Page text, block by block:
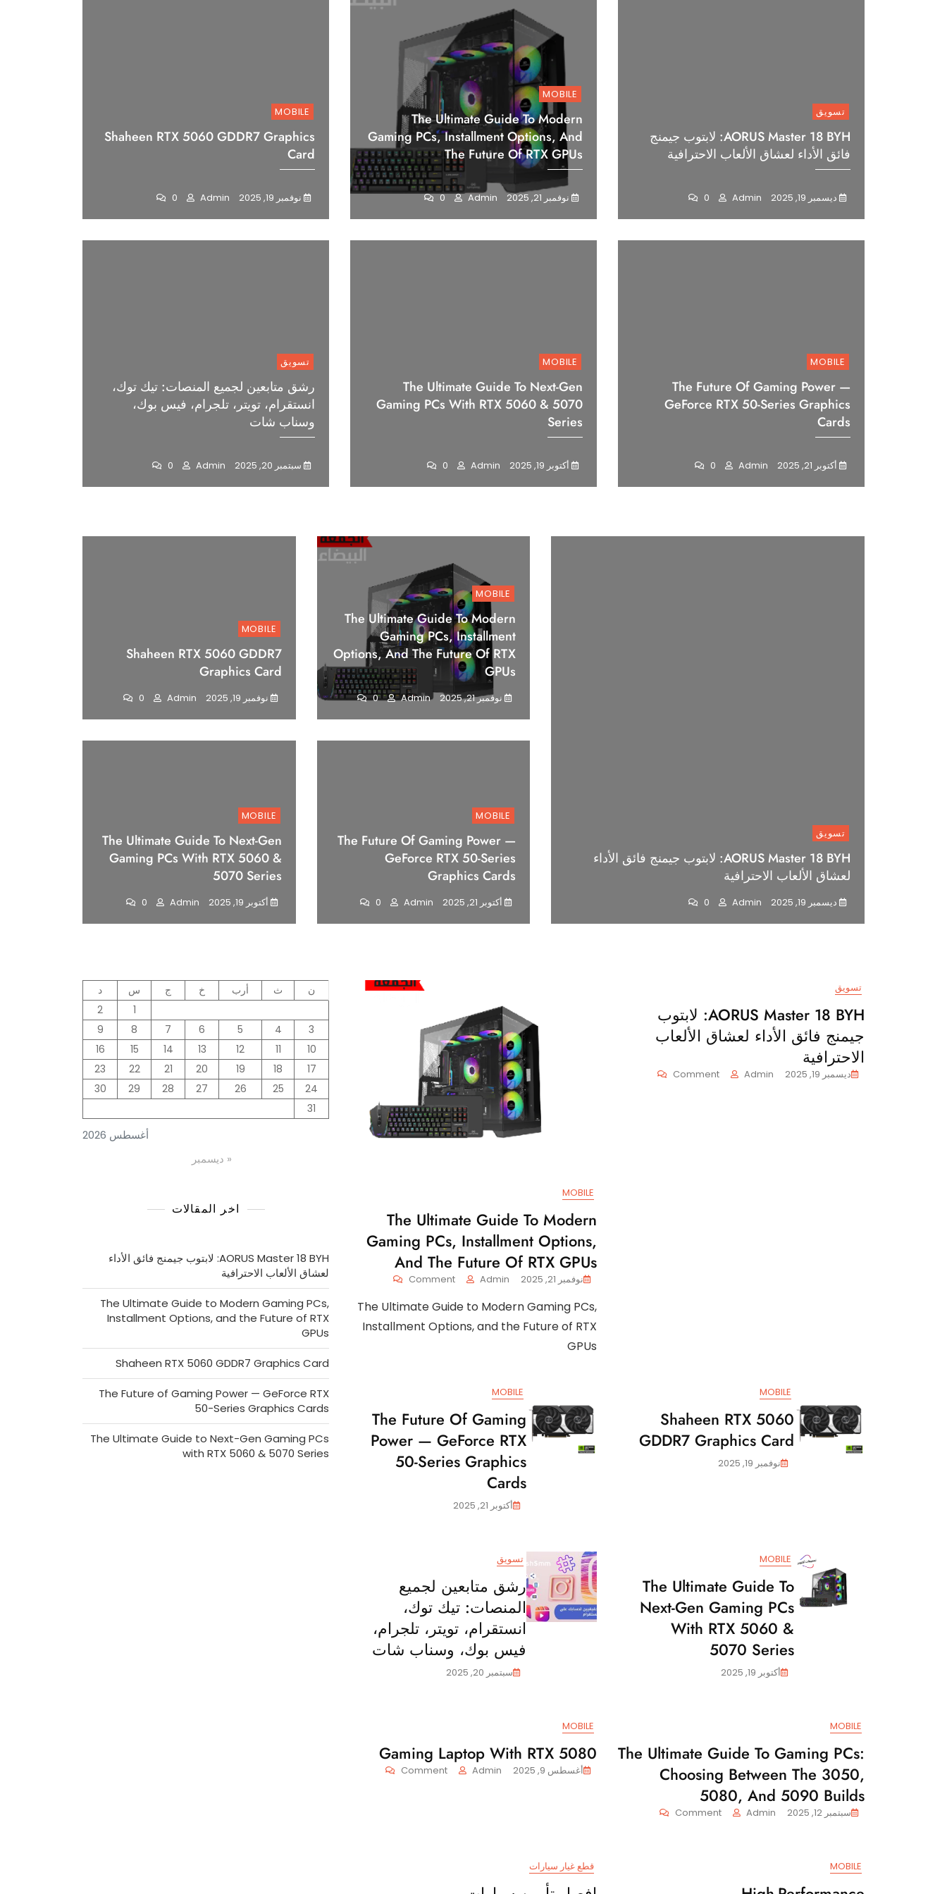
تسويق
AORUS Master 18 BYH: لابتوب جيمنج
فائق الأداء لعشاق الألعاب الاحترافية
ديسمبر 19, 2025 Admin
0
MOBILE
The Ultimate Guide To Modern
Gaming PCs, Installment Options, And
The Future Of RTX GPUs
نوفمبر 21, 2025 Admin
0
MOBILE
Shaheen RTX 5060 GDDR7 Graphics
Card
نوفمبر 19, 2025 Admin
0
MOBILE
The Future Of Gaming Power —
GeForce RTX 50-Series Graphics
Cards
أكتوبر 21, 2025 Admin
0
MOBILE
The Ultimate Guide To Next-Gen
Gaming PCs With RTX 5060 & 5070
Series
أكتوبر 19, 2025 Admin
0
تسويق
رشق متابعين لجميع المنصات: تيك توك،
انستقرام، تويتر، تلجرام، فيس بوك،
وسناب شات
سبتمبر 20, 2025 Admin
0
تسويق
AORUS Master 18 BYH: لابتوب جيمنج فائق الأداء
لعشاق الألعاب الاحترافية
ديسمبر 19, 2025 Admin
0
MOBILE
The Ultimate Guide To Modern
Gaming PCs, Installment
Options, And The Future Of RTX
GPUs
نوفمبر 21, 2025 Admin
0
MOBILE
Shaheen RTX 5060 GDDR7
Graphics Card
نوفمبر 19, 2025 Admin
0
MOBILE
The Future Of Gaming Power —
GeForce RTX 50-Series
Graphics Cards
أكتوبر 21, 2025 Admin
0
MOBILE
The Ultimate Guide To Next-Gen
Gaming PCs With RTX 5060 &
5070 Series
أكتوبر 19, 2025 Admin
0
تسويق
AORUS Master 18 BYH: لابتوب
جيمنج فائق الأداء لعشاق الألعاب
الاحترافية
ديسمبر 19, 2025 Admin
Comment
On
MOBILE
The Ultimate Guide To Modern
Gaming PCs, Installment Options,
And The Future Of RTX GPUs
نوفمبر 21, 2025 Admin
Comment
On
Ultimate
Guide
To
And
The
Future
The Ultimate Guide to Modern Gaming PCs,
Installment Options, and the Future of RTX
GPUs
MOBILE
Shaheen RTX 5060
GDDR7 Graphics Card
نوفمبر 19, 2025
MOBILE
The Future Of Gaming
Power — GeForce RTX
50-Series Graphics
Cards
أكتوبر 21, 2025
MOBILE
The Ultimate Guide To
Next-Gen Gaming PCs
With RTX 5060 &
5070 Series
أكتوبر 19, 2025
تسويق
رشق متابعين لجميع
المنصات: تيك توك،
انستقرام، تويتر، تلجرام،
فيس بوك، وسناب شات
سبتمبر 20, 2025
MOBILE
The Ultimate Guide To Gaming PCs:
Choosing Between The 3050,
5080, And 5090 Builds
سبتمبر 12, 2025 Admin
Comment
On
MOBILE
Gaming Laptop With RTX 5080
أغسطس 9, 2025 Admin
Comment
On
MOBILE
قطع غيار سيارات
أغسطس 2026
ن ث أرب خ ج س
د
1
2
3
4
5
6
7
8
9
10
11
12
13
14
15
16
17
18
19
20
21
22
23
24
25
26
27
28
29
30
31
« ديسمبر
اخر المقالات
AORUS Master 18 BYH: لابتوب جيمنج فائق الأداء
لعشاق الألعاب الاحترافية
The Ultimate Guide to Modern Gaming PCs,
Installment Options, and the Future of RTX
GPUs
Shaheen RTX 5060 GDDR7 Graphics Card
The Future of Gaming Power — GeForce RTX
50-Series Graphics Cards
The Ultimate Guide to Next-Gen Gaming PCs
with RTX 5060 & 5070 Series